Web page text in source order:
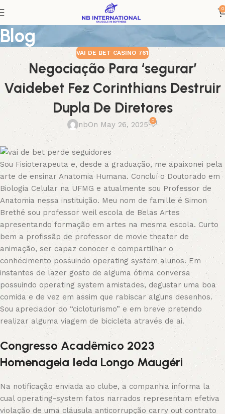
0
Blog
VAI DE BET CASINO 761
Negociação Para ‘segurar’
Vaidebet Fez Corinthians Destruir
Dupla De Diretores
nbOn May 26, 2025 0
Sou Fisioterapeuta e, desde a graduação, me apaixonei pela
arte de ensinar Anatomia Humana. Concluí o Doutorado em
Biologia Celular na UFMG e atualmente sou Professor de
Anatomia nessa instituição. Meu nom de famille é Simon
Brethé sou professor weil escola de Belas Artes
apresentando formação em artes na mesma escola. Curto
bem a profissão de professor de movie theater de
animação, ser capaz conocer e compartilhar o
conhecimento possuindo operating system alunos. Em
instantes de lazer gosto de alguma ótima conversa
possuindo operating system amistades, degustar uma boa
comida e de vez em assim que rabiscar alguns desenhos.
Sou apreciador do “cicloturismo” e em breve pretendo
realizar alguma viagem de bicicleta através de ai.
Congresso Acadêmico 2023
Homenageia Ieda Longo Maugéri
Na notificação enviada ao clube, a companhia informa la
cual operating-system fatos narrados representam efetiva
violação de uma cláusula anticorrupção carry out contrato